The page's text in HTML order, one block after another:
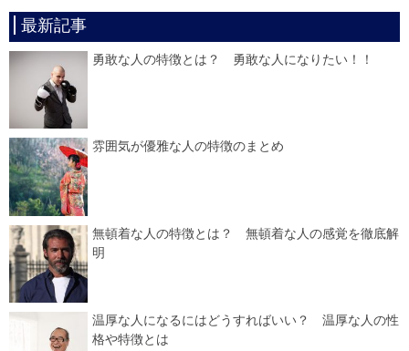
最新記事
勇敢な人の特徴とは？ 勇敢な人になりたい！！
雰囲気が優雅な人の特徴のまとめ
無頓着な人の特徴とは？ 無頓着な人の感覚を徹底解
明
温厚な人になるにはどうすればいい？ 温厚な人の性
格や特徴とは